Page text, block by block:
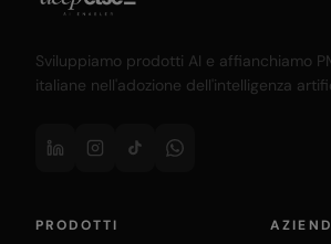
Sviluppiamo prodotti AI e affianchiamo
italiane nell'adozione dell'intelligenza
PRODOTTI